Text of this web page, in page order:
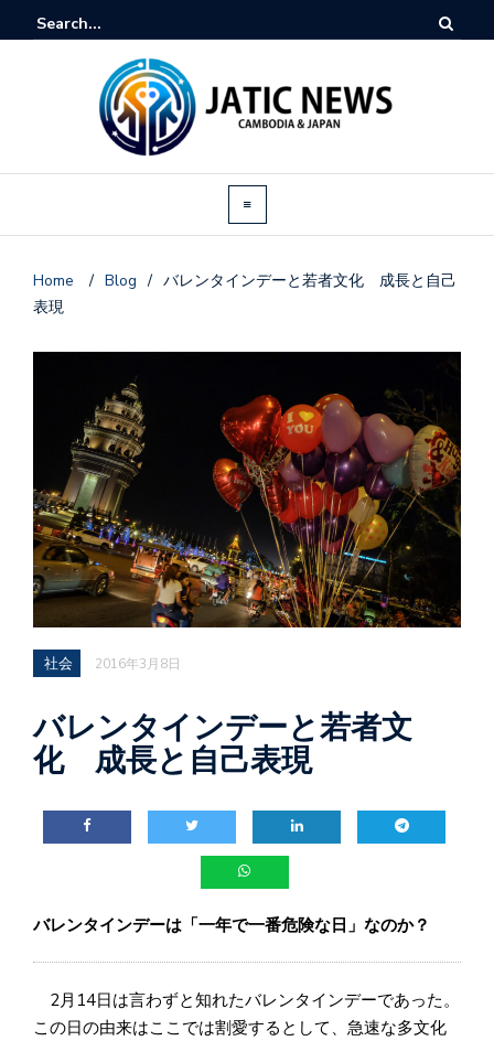
Home / Blog / バレンタインデーと若者文化 成長と自己
表現
社会 2016年3月8日
バレンタインデーと若者文
化 成長と自己表現
バレンタインデーは「一年で一番危険な日」なのか？
2月14日は言わずと知れたバレンタインデーであった。
この日の由来はここでは割愛するとして、急速な多文化